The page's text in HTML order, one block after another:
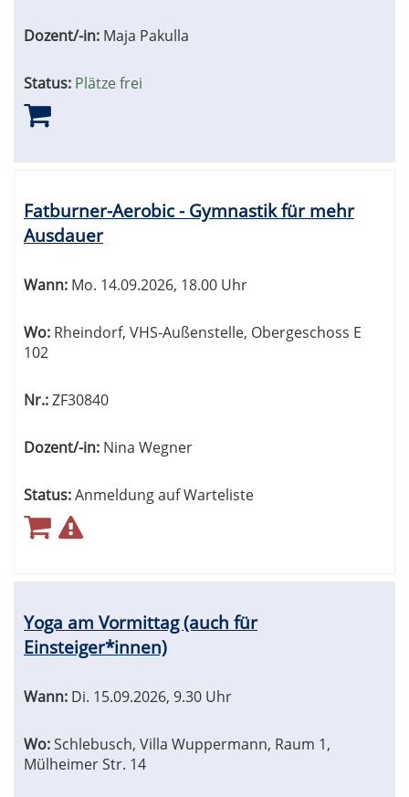
Dozent/-in: Maja Pakulla
Status: Plätze frei
Fatburner-Aerobic - Gymnastik für mehr
Ausdauer
Wann: Mo. 14.09.2026, 18.00 Uhr
Wo: Rheindorf, VHS-Außenstelle, Obergeschoss E
102
Nr.:ZF30840
Dozent/-in: Nina Wegner
Status:Anmeldung auf Warteliste
Yoga am Vormittag (auch für
Einsteiger*innen)
Wann: Di. 15.09.2026, 9.30 Uhr
Wo:Schlebusch, Villa Wuppermann, Raum 1,
Mülheimer Str. 14